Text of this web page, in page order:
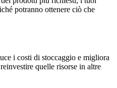
potranno ottenere ciò che
i costi di stoccaggio e migliora
quelle risorse in altre